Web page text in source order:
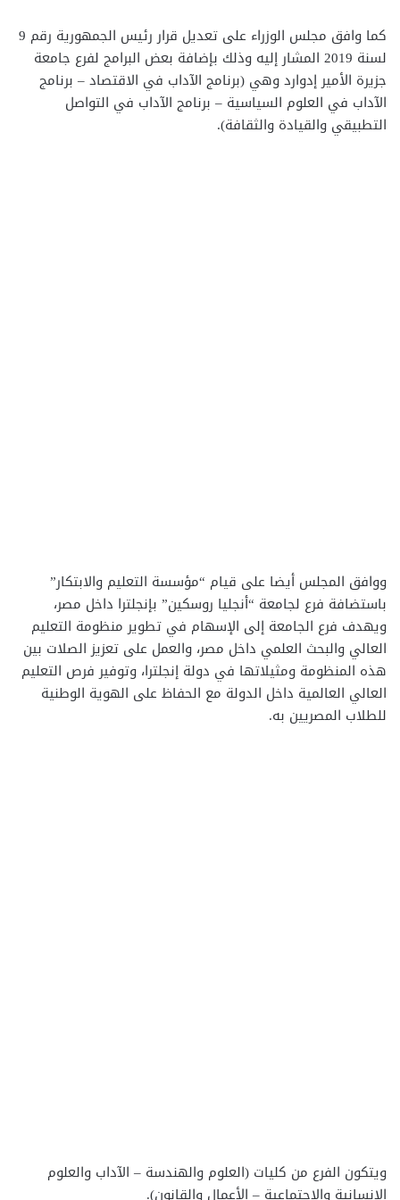
كما وافق مجلس الوزراء على تعديل قرار رئيس الجمهورية رقم 9
لسنة 2019 المشار إليه وذلك بإضافة بعض البرامج لفرع جامعة
جزيرة الأمير إدوارد وهي (برنامج الآداب في الاقتصاد – برنامج
الآداب في العلوم السياسية – برنامج الآداب في التواصل
التطبيقي والقيادة والثقافة).
ووافق المجلس أيضا على قيام “مؤسسة التعليم والابتكار”
باستضافة فرع لجامعة “أنجليا روسكين” بإنجلترا داخل مصر،
ويهدف فرع الجامعة إلى الإسهام في تطوير منظومة التعليم
العالي والبحث العلمي داخل مصر، والعمل على تعزيز الصلات بين
هذه المنظومة ومثيلاتها في دولة إنجلترا، وتوفير فرص التعليم
العالي العالمية داخل الدولة مع الحفاظ على الهوية الوطنية
للطلاب المصريين به.
ويتكون الفرع من كليات (العلوم والهندسة – الآداب والعلوم